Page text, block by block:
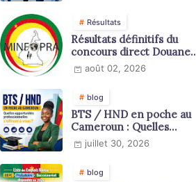
Résultats
Résultats définitifs du
concours direct Douanes
2026août 02, 2026
blog
BTS / HND en poche au
Cameroun : Quelles
opportunités
professionnelles s'offrent
juillet 30, 2026
blog